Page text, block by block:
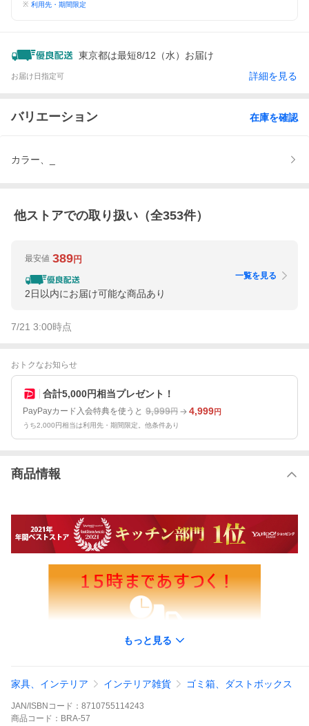
※ 利用先・期間限定
東京都は最短8/12（水）お届け
お届け日指定可 詳細を見る
バリエーション 在庫を確認
カラー、_
他ストアでの取り扱い（全353件）
最安値 389円
2日以内にお届け可能な商品あり
一覧を見る
7/21 3:00時点
おトクなお知らせ
合計5,000円相当プレゼント！
PayPayカード入会特典を使うと 9,999円 4,999円
うち2,000円相当は利用先・期間限定。他条件あり
商品情報
もっと見る
家具、インテリア インテリア雑貨 ゴミ箱、ダストボックス
JAN/ISBNコード： 8710755114243
商品 コード： BRA-57